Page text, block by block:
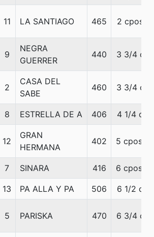
11 LA SANTIAGO 465 2 cpos
9
NEGRA
GUERRER
440 3 3/4 c
2
CASA DEL
SABE
460 3 3/4 c
8 ESTRELLA DE A 406 4 1/4 c
12
GRAN
HERMANA
402 5 cpos.
7 SINARA 416 6 cpos.
13 PA ALLA Y PA 506 6 1/2 c
5 PARISKA 470 6 3/4 c